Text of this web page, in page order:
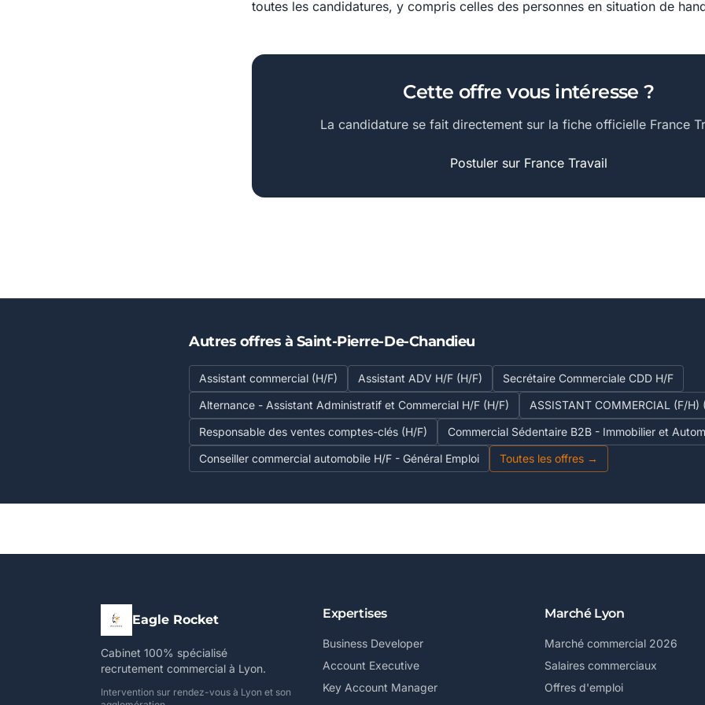
toutes les candidatures, y compris celles des personnes en situation de
Cette offre vous intéresse ?
La candidature se fait directement sur la fiche officielle France
Postuler sur France Travail
Autres offres à Saint-Pierre-De-Chandieu
Assistant commercial (H/F) Assistant ADV H/F (H/F)
Secrétaire Commerciale CDD H/F
Alternance - Assistant Administratif et Commercial H/F (H/F)
ASSISTANT COMMERCIAL (F/H)
Responsable des ventes comptes-clés (H/F)
Commercial Sédentaire B2B - Immobilier et
Conseiller commercial automobile H/F - Général Emploi
Toutes les offres →
Eagle Rocket
Cabinet 100% spécialisé
recrutement commercial à Lyon.
Intervention sur rendez-vous à Lyon et son
Expertises
Business Developer
Account Executive
Key Account Manager
Marché Lyon
Marché commercial 2026
Salaires commerciaux
Offres d'emploi